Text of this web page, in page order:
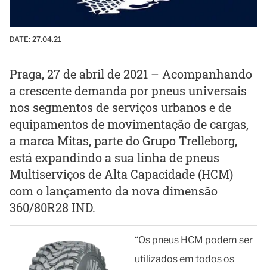
DATE: 27.04.21
Praga, 27 de abril de 2021 – Acompanhando
a crescente demanda por pneus universais
nos segmentos de serviços urbanos e de
equipamentos de movimentação de cargas,
a marca Mitas, parte do Grupo Trelleborg,
está expandindo a sua linha de pneus
Multiserviços de Alta Capacidade (HCM)
com o lançamento da nova dimensão
360/80R28 IND.
“Os pneus HCM podem ser
utilizados em todos os